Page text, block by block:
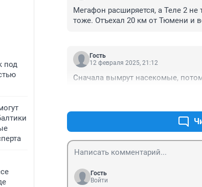
под
Мегафон расширяется, а Теле 2 не
тоже. Отъехал 20 км от Тюмени и
Гость
12 февраля 2025, 21:12
Сначала вымрут насекомые,
Гость
Войти